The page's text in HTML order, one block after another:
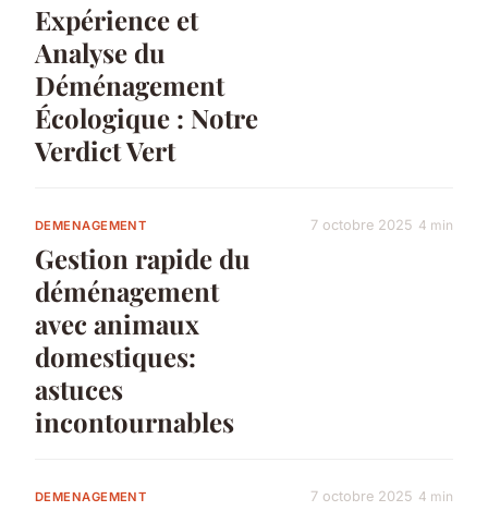
Expérience et
Analyse du
Déménagement
Écologique : Notre
Verdict Vert
DEMENAGEMENT
Gestion rapide du
déménagement
avec animaux
domestiques:
astuces
incontournables
7 octobre 2025 4 min
DEMENAGEMENT 7 octobre 2025 4 min